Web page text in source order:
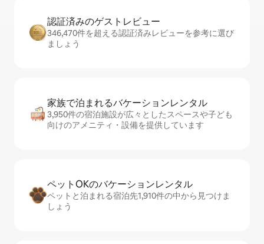
認証済みのゲ⁠ス⁠ト⁠レ⁠ビ⁠ュ⁠ー
346,470件を超える認証済みレビューを参考に選び
ましょう
家族で泊まれるバ⁠ケ⁠ー⁠シ⁠ョ⁠ンレ⁠ン⁠タ⁠ル
3,950件の宿泊施設が広々としたスペースや子ども
向けのアメニティ・設備を提供しています
ペットOKのバ⁠ケ⁠ー⁠シ⁠ョ⁠ンレ⁠ン⁠タ⁠ル
ペットと泊まれる宿泊先1,910件の中から見つけま
しょう